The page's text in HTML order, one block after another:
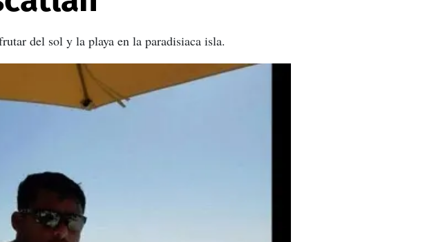
del sol y la playa en la paradisiaca isla.